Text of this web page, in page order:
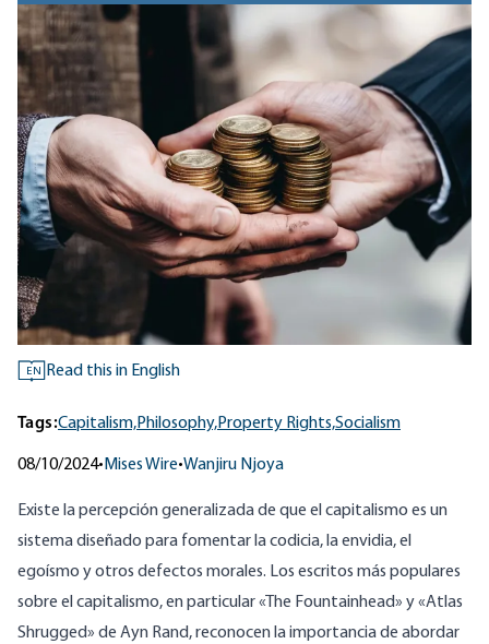
EN Read this in English
Tags:Capitalism,Philosophy,Property Rights,Socialism
08/10/2024• Mises Wire•Wanjiru Njoya
Existe la percepción generalizada de que el capitalismo es un
sistema diseñado para fomentar la codicia, la envidia, el
egoísmo y otros defectos morales. Los escritos más populares
sobre el capitalismo, en particular «The Fountainhead» y «Atlas
Shrugged» de Ayn Rand, reconocen la importancia de abordar